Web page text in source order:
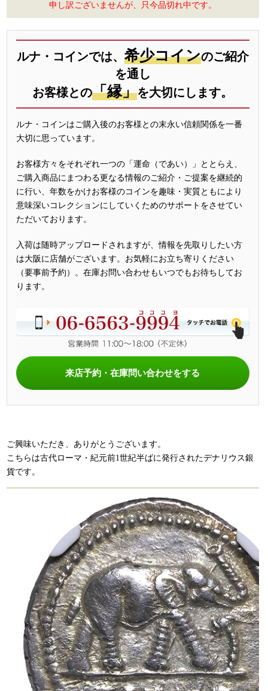
申し訳ございませんが、只今品切れ中です。
ルナ・コインでは、 希少コインのご紹介
を通し
お客様との「縁」を大切にします。
ルナ・コインはご購入後のお客様との末永い信頼関係を一番
大切に思っています。
お客様方々をそれぞれ一つの「運命（であい）」ととらえ、
ご購入商品にまつわる更なる情報のご紹介・ご提案を継続的
に行い、年数をかけお客様のコインを趣味・実質ともにより
意味深いコレクションにしていくためのサポートをさせてい
ただいております。
入荷は随時アップロードされますが、情報を先取りしたい方
は大阪に店舗がございます。お気軽にお立ち寄りください
（要事前予約）。在庫お問い合わせもいつでもお待ちしてお
ります。
来店予約・在庫問い合わせをする
ご興味いただき、ありがとうございます。
こちらは古代ローマ・紀元前1世紀半ばに発行されたデナリウス銀
貨です。